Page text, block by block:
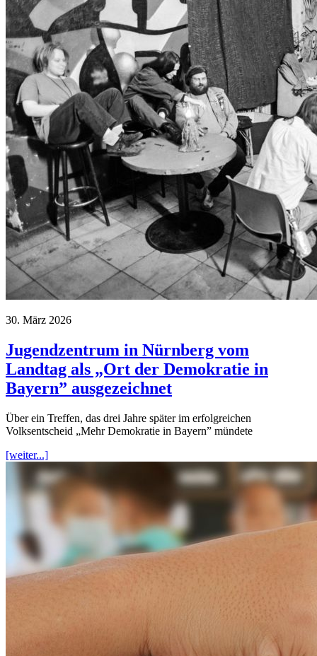
30. März 2026
Jugendzentrum in Nürnberg vom
Landtag als „Ort der Demokratie in
Bayern” ausgezeichnet
Über ein Treffen, das drei Jahre später im erfolgreichen
Volksentscheid „Mehr Demokratie in Bayern” mündete
[weiter...]